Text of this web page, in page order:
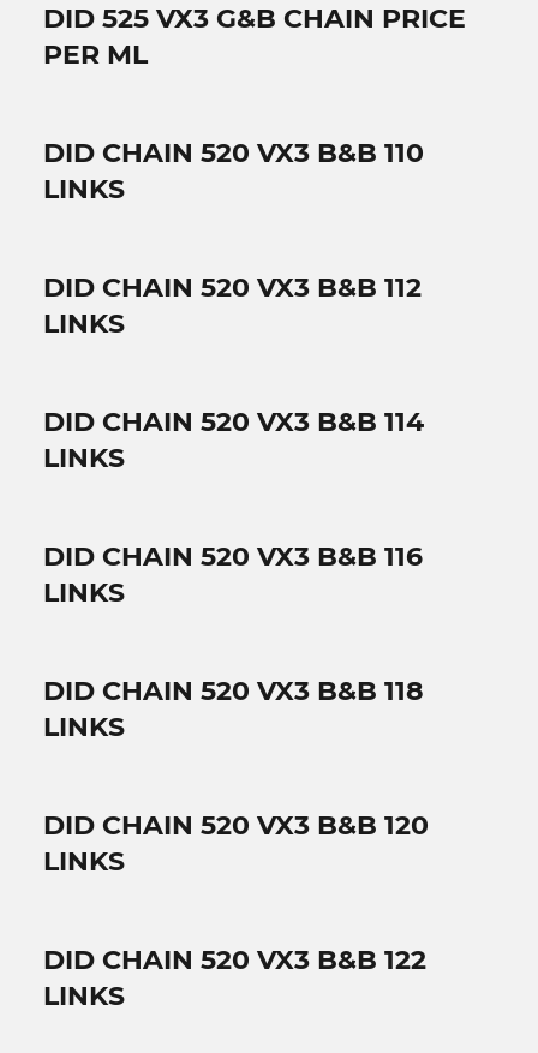
DID 525 VX3 G&B CHAIN PRICE
PER ML
DID CHAIN 520 VX3 B&B 110
LINKS
DID CHAIN 520 VX3 B&B 112
LINKS
DID CHAIN 520 VX3 B&B 114
LINKS
DID CHAIN 520 VX3 B&B 116
LINKS
DID CHAIN 520 VX3 B&B 118
LINKS
DID CHAIN 520 VX3 B&B 120
LINKS
DID CHAIN 520 VX3 B&B 122
LINKS